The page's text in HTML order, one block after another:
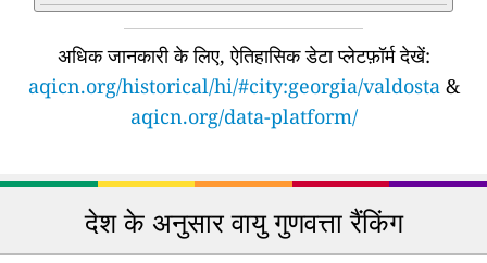
अधिक जानकारी के लिए, ऐतिहासिक डेटा प्लेटफ़ॉर्म देखें:
aqicn.org/historical/hi/#city:georgia/valdosta&
aqicn.org/data-platform/
देश के अनुसार वायु गुणवत्ता रैंकिंग